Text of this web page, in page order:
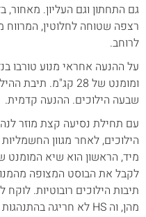
גם התחתון וגם העליון. מאחור,
רצפה שטוחה לחלוטין, המרווח
לרוחב.
ומומנט של 28 קג"מ.
שבעה הילוכים. ההנעה קדמית.
עם תחילת נסיעה קצת מוזר
הילוכים, לאחר מגוון
לקבל את הבוסט המצופה
תיבות הילוכים רובוטיות.
מהן, וה HS לא חריגה בהתנהגות זו.